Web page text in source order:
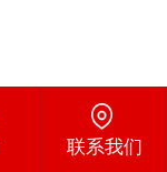
联系我们